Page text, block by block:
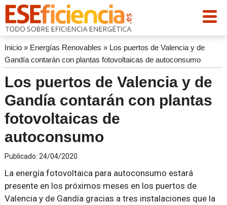
Inicio» Energías Renovables » Los puertos de Valencia y de
Gandía contarán con plantas fotovoltaicas de autoconsumo
Los puertos de Valencia y de
Gandía contarán con plantas
fotovoltaicas de
autoconsumo
Publicado: 24/04/2020
La energía fotovoltaica para autoconsumo estará
presente en los próximos meses en los puertos de
Valencia y de Gandía gracias a tres instalaciones que la